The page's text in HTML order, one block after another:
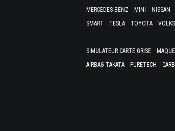
MERCEDES-BENZ
MINI NISSAN
SMART
TESLA TOYOTA
SIMULATEUR CARTE GRISE
AIRBAG TAKATA
PURETECH